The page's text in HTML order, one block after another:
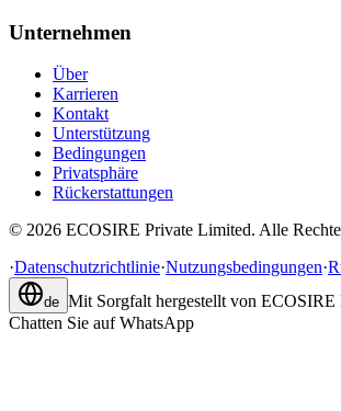
Unternehmen
Über
Karrieren
Kontakt
Unterstützung
Bedingungen
Privatsphäre
Rückerstattungen
© 2026 ECOSIRE Private Limited. Alle
·Datenschutzrichtlinie·Nutzungsbedingungen·
de Mit Sorgfalt hergestellt von ECOSIRE
Chatten Sie auf WhatsApp